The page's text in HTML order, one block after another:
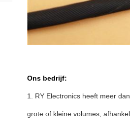
Ons bedrijf:
1. RY Electronics heeft meer
grote of kleine volumes,